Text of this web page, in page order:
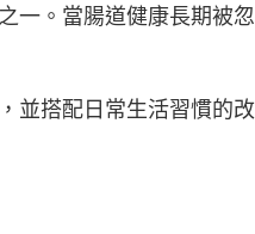
一。當腸道健康長期被
並搭配日常生活習慣的